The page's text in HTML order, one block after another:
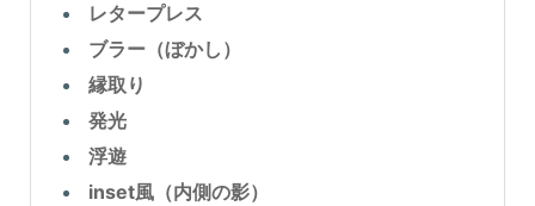
レタープレス
ブラー（ぼかし）
縁取り
発光
浮遊
inset風（内側の影）